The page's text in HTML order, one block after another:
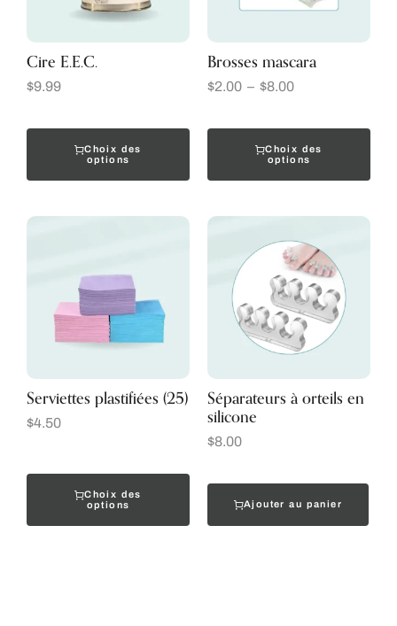
Cire E.E.C.
$9.99
Choix des
options
Brosses mascara
$2.00 – $8.00
Choix des
options
Serviettes plastifiées (25)
$4.50
Choix des
options
Séparateurs à orteils en
silicone
$8.00
Ajouter au panier